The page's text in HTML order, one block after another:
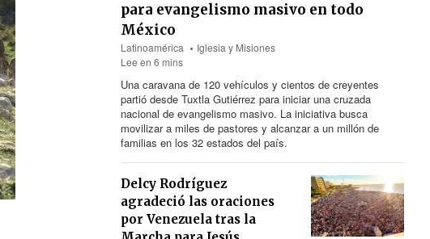
para evangelismo masivo en todo
México
Latinoamérica
Iglesia y Misiones
Lee en 6 mins
Una caravana de 120 vehículos y cientos de creyentes
partió desde Tuxtla Gutiérrez para iniciar una cruzada
nacional de evangelismo masivo. La iniciativa busca
movilizar a miles de pastores y alcanzar a un millón de
familias en los 32 estados del país.
Delcy Rodríguez
agradeció las oraciones
por Venezuela tras la